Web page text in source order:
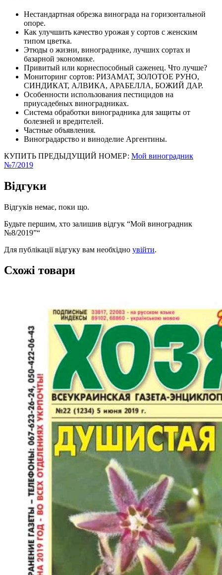
Нестандартная обрезка винограда на горизонтальной
опоре.
Как улучшить качество урожая у сортов с женским
типом цветка.
Этюды о жизни, винограднике, лучших сортах и
базарной экономике.
Привитый или корнеспособный саженец. Что лучше?
Мониторинг сортов: РИЗАМАТ, ЗОЛОТОЕ РУНО,
СИНДИКАТ, АЛВИКА, АРАБЕЛЛА, БОЖИЙ ДАР.
Особенности использования пестицидов на
приусадебных виноградниках.
Система обработки виноградника для защиты от
болезней и вредителей.
Частные объявления.
Виноградарство и виноделие Аргентины.
КУПИТЬ ПРЕДЫДУЩИЙ НОМЕР: Мой виноградник
№7/2019
Відгуки
Відгуків немає, поки що.
Будьте першим, хто залишив відгук “Мой виноградник
№8/2019”“
Для публікації відгуку вам необхідно увійти.
Схожі товари